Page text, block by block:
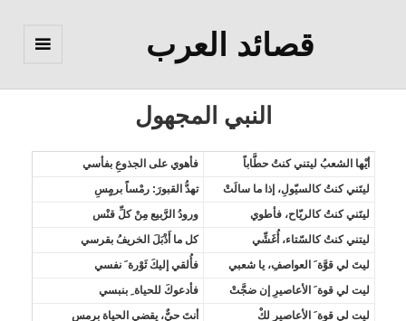
قصائد العرب
النبي المجهول
أيْها الشعبُ ليتني كنتُ حطَّاباً
فأهوي على الجذوعِ بفأسي
ليتَني كنتُ كالسيّولِ، إذا ما سالَتْ
تهدُّ القبورَ: رمْساً برمٍسِ
ليتَني كنتُ كالريّاح، فأطوي
ورودُ الرَّبيع مِنْ كلِّ قنْس
ليتني كنتُ كالسّتاء، أُغَشِّي
كل ما أَذْبَلَ الخريفُ بقرسي
ليتَ لي قوَّة َ العواصفِ، يا شعبي
فأُلقي إليكَ ثَوْرة َ نفسي
ليت لي قوة َ الأعاصيرِ إن ضجَّتْ
فأدعوكَ للحياة ِ بنبسي
ليت لي قوة َ الأعاصيرِ لكْ
أنتَ حيٌّ، يقضي الحياة برمسِ